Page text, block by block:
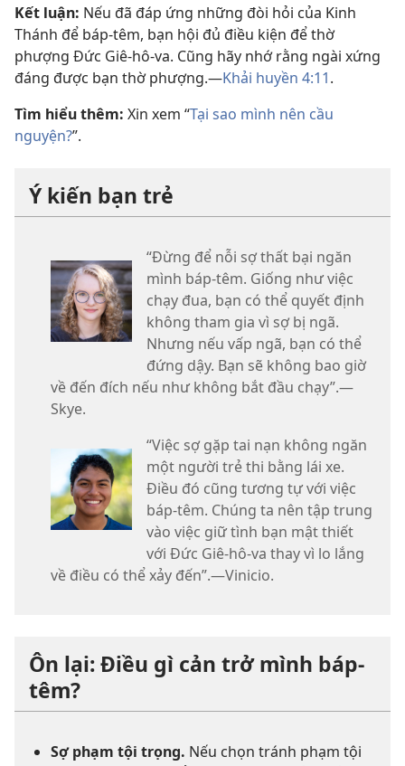
Kết luận: Nếu đã đáp ứng những đòi hỏi của Kinh
Thánh để báp-têm, bạn hội đủ điều kiện để thờ
phượng Đức Giê-hô-va. Cũng hãy nhớ rằng ngài xứng
đáng được bạn thờ phượng.​—Khải huyền 4:11.
Tìm hiểu thêm: Xin xem “Tại sao mình nên cầu
nguyện?”.
Ý kiến bạn trẻ
“Đừng để nỗi sợ thất bại ngăn
mình báp-têm. Giống như việc
chạy đua, bạn có thể quyết định
không tham gia vì sợ bị ngã.
Nhưng nếu vấp ngã, bạn có thể
đứng dậy. Bạn sẽ không bao giờ
về đến đích nếu như không bắt đầu chạy”.—
Skye.
“Việc sợ gặp tai nạn không ngăn
một người trẻ thi bằng lái xe.
Điều đó cũng tương tự với việc
báp-têm. Chúng ta nên tập trung
vào việc giữ tình bạn mật thiết
với Đức Giê-hô-va thay vì lo lắng
về điều có thể xảy đến”.—Vinicio.
Ôn lại: Điều gì cản trở mình báp-
têm?
Sợ phạm tội trọng. Nếu chọn tránh phạm tội